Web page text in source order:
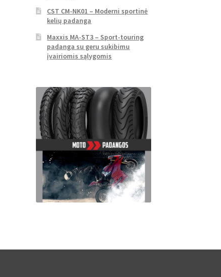
CST CM-NK01 – Moderni sportinė
kelių padanga
Maxxis MA-ST3 – Sport-touring
padanga su geru sukibimu
įvairiomis sąlygomis